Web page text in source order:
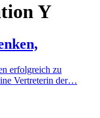
Y
erfolgreich zu
Vertreterin der…